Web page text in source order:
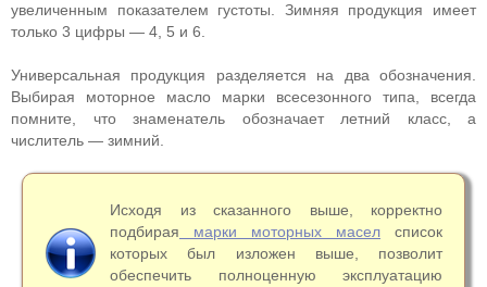
увеличенным показателем густоты. Зимняя продукция имеет
только 3 цифры — 4, 5 и 6.
Универсальная продукция разделяется на два обозначения.
Выбирая моторное масло марки всесезонного типа, всегда
помните, что знаменатель обозначает летний класс, а
числитель — зимний.
Исходя из сказанного выше, корректно
подбирая марки моторных масел список
которых был изложен выше, позволит
обеспечить полноценную эксплуатацию